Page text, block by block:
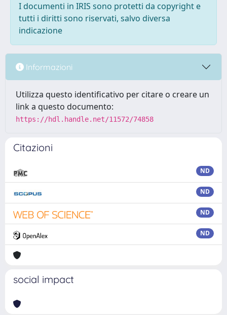
I documenti in IRIS sono protetti da copyright e
tutti i diritti sono riservati, salvo diversa
indicazione
Informazioni
Utilizza questo identificativo per citare o creare un
link a questo documento:
https://hdl.handle.net/11572/74858
Citazioni
ND
ND
ND
ND
social impact